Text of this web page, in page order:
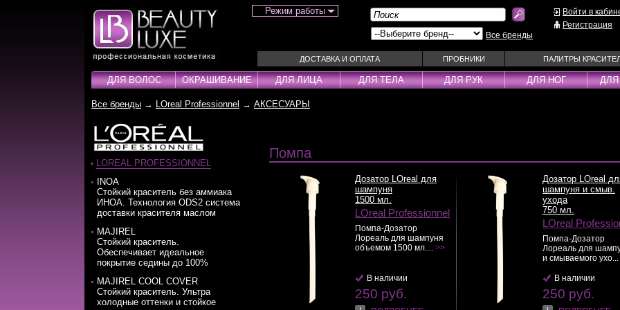
Режим работы
Все бренды
Войти в
Регистрация
ДОСТАВКА И ОПЛАТА ПРОБНИКИ ПАЛИТРЫ
ДЛЯ ВОЛОС
Для волос
Шампуни
Аксесуары
Ампулы
Бальзамы
Бустеры
Воски
Гели
Гоммаж
Крем
Несмываемые уходы
Оттеночные уходы
Паста
Пена
Пилинг
Спрей
Стайлеры
Сыворотки
Тонирующие
Укладка /
Эликсиры
ОКРАШИВАНИЕ
Окрашивание
Краска для волос
Оксиденты
Проявители
Гели
Крема
Лосьоны
Масло
Окислители
Пудра
Стабилизаторы
Технические уходы
Тонирующие средства
ДЛЯ ЛИЦА
Для лица
ДЛЯ ТЕЛА
Для тела
ДЛЯ РУК
Для рук
ДЛЯ НОГ
Для ног
ДЛЯ
Для ногтей
Лаки для ногтей
Для мужчин
Шампуни
Ампулы
Маски
Несмываемые уходы
Стайлинг / Укладка
Тонирующие средства
Бижутерия
Ожерелья
Браслеты
Серьги
Кольца
Наборы
Все бренды → LOreal Professionnel → АКСЕСУАРЫ
LOREAL PROFESSIONNEL
INOA
Cтойкий краситель без аммиака
ИНОА. Технология ODS2 система
доставки красителя маслом
MAJIREL
Стойкий краситель.
Обеспечивает идеальное
покрытие седины до 100%
MAJIREL COOL COVER
Стойкий краситель. Ультра
холодные оттенки и стойкое
Помпа
Дозатор LOreal для
шампуня
1500 мл.
LOreal Professionnel
Помпа-Дозатор
Лореаль для шампуня
объемом 1500 мл.... >>
В наличии
250 руб.
Дозатор LOreal
шампуня и смыв.
ухода
750 мл.
LOreal
Помпа-Дозатор
Лореаль для
и смываемого ухо...
В наличии
250 руб.